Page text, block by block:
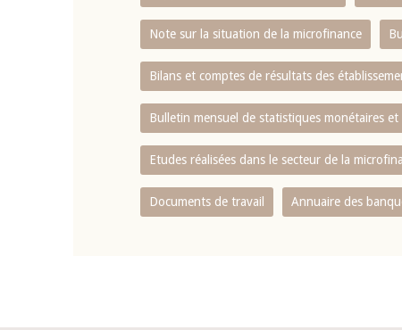
Note sur la situation de la microfinance
Bilans et comptes de résultats des
Bulletin mensuel de statistiques monétaires et
Etudes réalisées dans le secteur de la
Documents de travail Annuaire des